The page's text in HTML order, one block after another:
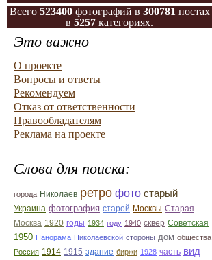
Всего 523400фотографий в 300781 постах
в 5257 категориях.
Это важно
О проекте
Вопросы и ответы
Рекомендуем
Отказ от ответственности
Правообладателям
Реклама на проекте
Слова для поиска:
города Николаев ретро фото старый
Украина фотография старой Москвы Старая
Москва 1920 годы 1934 году 1940 сквер Советская
1950 Панорама Николаевской стороны дом общества
Россия 1914 1915 здание биржи 1928 часть вид